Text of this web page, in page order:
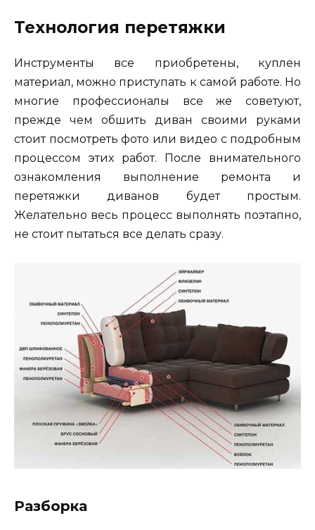
Технология перетяжки
Инструменты все приобретены, куплен
материал, можно приступать к самой работе. Но
многие профессионалы все же советуют,
прежде чем обшить диван своими руками
стоит посмотреть фото или видео с подробным
процессом этих работ. После внимательного
ознакомления выполнение ремонта и
перетяжки диванов будет простым.
Желательно весь процесс выполнять поэтапно,
не стоит пытаться все делать сразу.
Разборка